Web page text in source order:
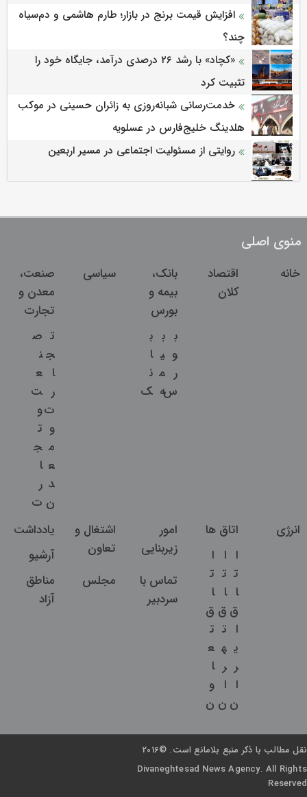
افزایش قیمت برنج در بازار؛ طارم هاشمی و دم‌سیاه
چند؟
«کچاد» با رشد ۲۶ درصدی درآمد، جایگاه خود را
تثبیت کرد
خدمت‌رسانی شبانه‌روزی به زائران حسینی در موکب
هلدینگ خلیج‌فارس در عسلویه
روایتی از مسئولیت اجتماعی در مسیر اربعین
منوی اصلی
خانه
اقتصاد
کلان
بانک،
بیمه و
بورس
ب
و
ر
س
ب
ی
م
ه
ب
ا
ن
ک
سیاسی
صنعت،
معدن و
تجارت
ت
ج
ا
ر
ت
و
م
ع
د
ن
ص
ن
ع
ت
و
ت
ج
ا
ر
ت
انرژی
اتاق ها
ا
ت
ا
ق
ا
ی
ر
ا
ن
ا
ت
ا
ق
ت
ه
ر
ا
ن
ا
ت
ا
ق
ت
ع
ا
و
ن
امور
زیربنایی
اشتغال و
تعاون
یادداشت
آرشیو
تماس با
سردبیر
مجلس
مناطق
آزاد
نقل مطالب با ذکر منبع بلامانع است. ©2016
Divaneghtesad News Agency. All Rights
Reserved